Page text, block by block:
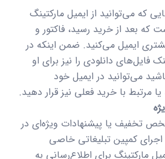
که می‌توانید از ایمیل مارکتینگ
که بعد از خرید رسید، فاکتور و
ایمیل می‌کنید. ضمن اینکه در
فایل‌های دانلودی را نیز برای او
می‌توانید در ایمیل خود
مرتبط با خرید فعلی نیز قرار دهید.
تخفیف یا پیشنهادات ویژه‌ای در
اجرای کمپین‌ تبلیغاتی خاصی
مارکتینگ برای اطلاع‌رسانی به